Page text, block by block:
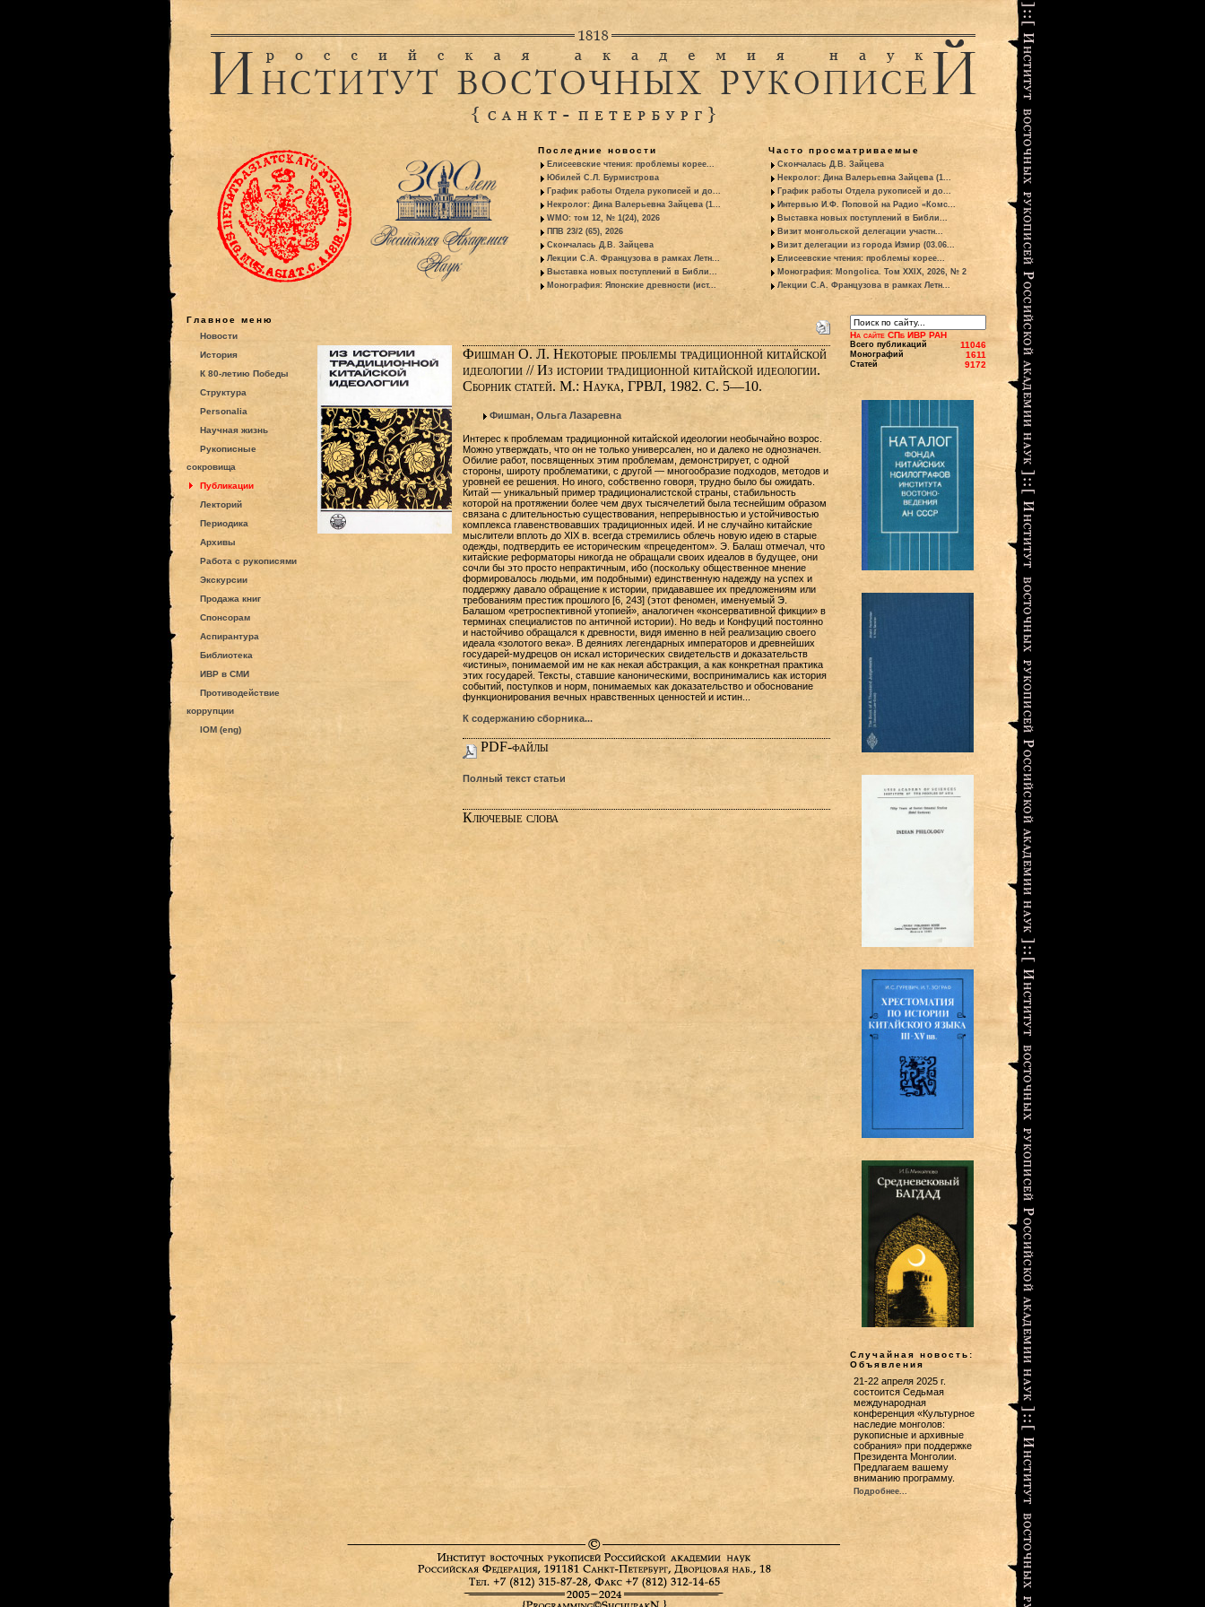
Последние новости
Елисеевские чтения: проблемы корее...
Юбилей С.Л. Бурмистрова
График работы Отдела рукописей и до...
Некролог: Дина Валерьевна Зайцева (1...
WMO: том 12, № 1(24), 2026
ППВ 23/2 (65), 2026
Скончалась Д.В. Зайцева
Лекции С.А. Французова в рамках Летн...
Выставка новых поступлений в Библи...
Монография: Японские древности (ист...
Часто просматриваемые
Скончалась Д.В. Зайцева
Некролог: Дина Валерьевна Зайцева (1...
График работы Отдела рукописей и до...
Интервью И.Ф. Поповой на Радио «Комс...
Выставка новых поступлений в Библи...
Визит монгольской делегации участн...
Визит делегации из города Измир (03.06...
Елисеевские чтения: проблемы корее...
Монография: Mongolica. Том XXIX, 2026, № 2
Лекции С.А. Французова в рамках Летн...
Главное меню
Новости
История
К 80-летию Победы
Структура
Personalia
Научная жизнь
Рукописные
сокровища
Публикации
Лекторий
Периодика
Архивы
Работа с рукописями
Экскурсии
Продажа книг
Спонсорам
Аспирантура
Библиотека
ИВР в СМИ
Противодействие
коррупции
IOM (eng)
Фишман О. Л. Некоторые проблемы традиционной китайской
идеологии // Из истории традиционной китайской идеологии.
Сборник статей. М.: Наука, ГРВЛ, 1982. С. 5—10.
Фишман, Ольга Лазаревна
Интерес к проблемам традиционной китайской идеологии необычайно возрос.
Можно утверждать, что он не только универсален, но и далеко не однозначен.
Обилие работ, посвященных этим проблемам, демонстрирует, с одной
стороны, широту проблематики, с другой — многообразие подходов, методов и
уровней ее решения. Но иного, собственно говоря, трудно было бы ожидать.
Китай — уникальный пример традиционалистской страны, стабильность
которой на протяжении более чем двух тысячелетий была теснейшим образом
связана с длительностью существования, непрерывностью и устойчивостью
комплекса главенствовавших традиционных идей. И не случайно китайские
мыслители вплоть до XIX в. всегда стремились облечь новую идею в старые
одежды, подтвердить ее историческим «прецедентом». Э. Балаш отмечал, что
китайские реформаторы никогда не обращали своих идеалов в будущее, они
сочли бы это просто непрактичным, ибо (поскольку общественное мнение
формировалось людьми, им подобными) единственную надежду на успех и
поддержку давало обращение к истории, придававшее их предложениям или
требованиям престиж прошлого [6, 243] (этот феномен, именуемый Э.
Балашом «ретроспективной утопией», аналогичен «консервативной фикции» в
терминах специалистов по античной истории). Но ведь и Конфуций постоянно
и настойчиво обращался к древности, видя именно в ней реализацию своего
идеала «золотого века». В деяниях легендарных императоров и древнейших
государей-мудрецов он искал исторических свидетельств и доказательств
«истины», понимаемой им не как некая абстракция, а как конкретная практика
этих государей. Тексты, ставшие каноническими, воспринимались как история
событий, поступков и норм, понимаемых как доказательство и обоснование
функционирования вечных нравственных ценностей и истин...
К содержанию сборника...
PDF-файлы
Полный текст статьи
Ключевые слова
На сайте СПб ИВР РАН
Всего публикаций 11046
Монографий 1611
Статей 9172
Случайная новость:
Объявления
21-22 апреля 2025 г.
состоится Седьмая
международная
конференция «Культурное
наследие монголов:
рукописные и архивные
собрания» при поддержке
Президента Монголии.
Предлагаем вашему
вниманию программу.
Подробнее...